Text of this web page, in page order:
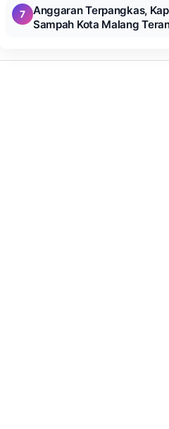
7
Anggaran Terpangkas,
Sampah Kota Malang